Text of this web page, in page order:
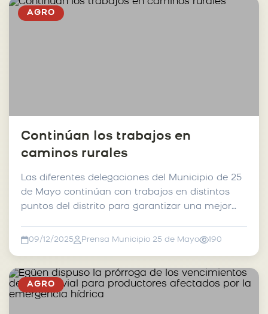
AGRO
Continúan los trabajos en
caminos rurales
Las diferentes delegaciones del Municipio de 25
de Mayo continúan con trabajos en distintos
puntos del distrito para garantizar una mejor
09/12/2025 Prensa Municipio 25 de Mayo 190
AGRO